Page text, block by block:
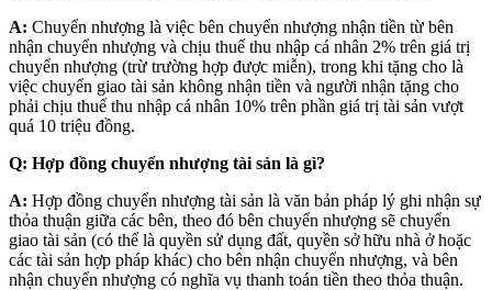
A: Chuyển nhượng là việc bên chuyển nhượng nhận tiền từ bên
nhận chuyển nhượng và chịu thuế thu nhập cá nhân 2% trên giá trị
chuyển nhượng (trừ trường hợp được miễn), trong khi tặng cho là
việc chuyển giao tài sản không nhận tiền và người nhận tặng cho
phải chịu thuế thu nhập cá nhân 10% trên phần giá trị tài sản vượt
quá 10 triệu đồng.
Q: Hợp đồng chuyển nhượng tài sản là gì?
A: Hợp đồng chuyển nhượng tài sản là văn bản pháp lý ghi nhận sự
thỏa thuận giữa các bên, theo đó bên chuyển nhượng sẽ chuyển
giao tài sản (có thể là quyền sử dụng đất, quyền sở hữu nhà ở hoặc
các tài sản hợp pháp khác) cho bên nhận chuyển nhượng, và bên
nhận chuyển nhượng có nghĩa vụ thanh toán tiền theo thỏa thuận.